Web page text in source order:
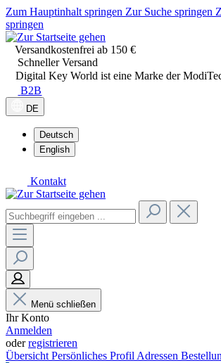
Zum Hauptinhalt springen Zur Suche springen
springen
Versandkostenfrei ab 150 €
Schneller Versand
Digital Key World ist eine Marke der
B2B
DE
Deutsch
English
Kontakt
Menü schließen
Ihr Konto
Anmelden
oderregistrieren
Übersicht Persönliches Profil Adressen